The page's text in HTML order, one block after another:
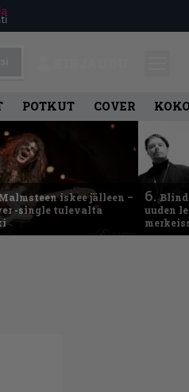
POTKUT COVER
iskee jälleen –
-single tulevalta
6.
uuden